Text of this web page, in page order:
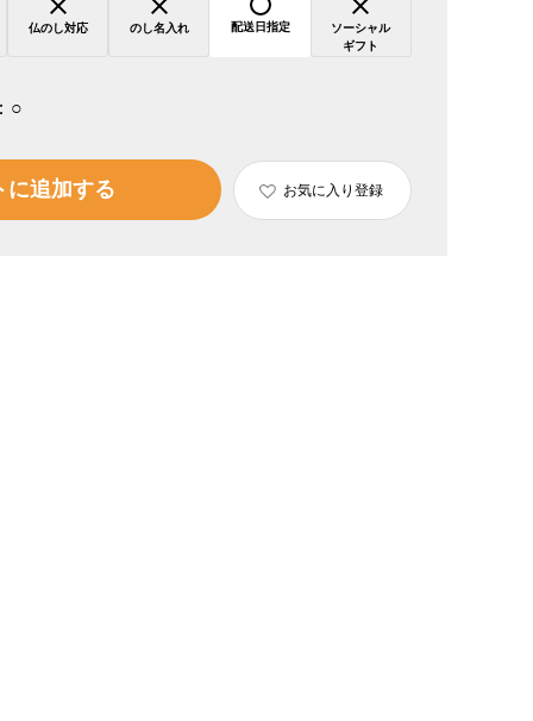
仏のし対応 のし名入れ 配送日指定
ソーシャル
ギフト
○
に追加する お気に入り登録